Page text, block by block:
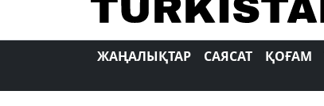
ЖАҢАЛЫҚТАР САЯСАТ ҚОҒАМ